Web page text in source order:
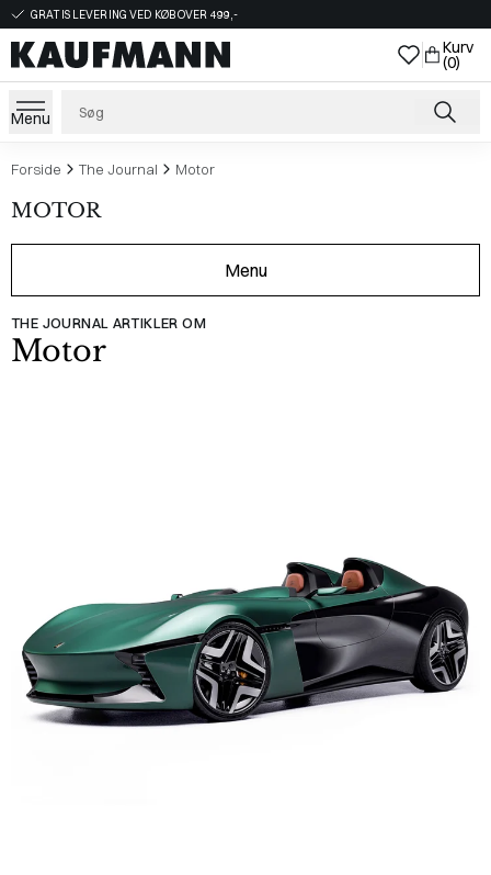
GRATIS LEVERING VED KØB OVER 499,-
Kurv
(0)
Menu
Forside The Journal Motor
MOTOR
Menu
THE JOURNAL ARTIKLER OM
Motor